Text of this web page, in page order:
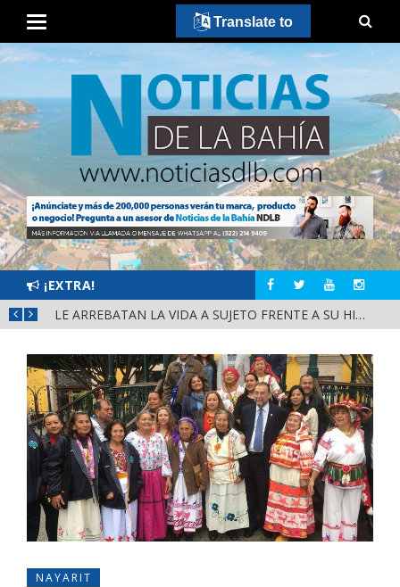
¡EXTRA!
LE ARREBATAN LA VIDA A SUJETO FRENTE A SU HIJO
NAYARIT
Translate to